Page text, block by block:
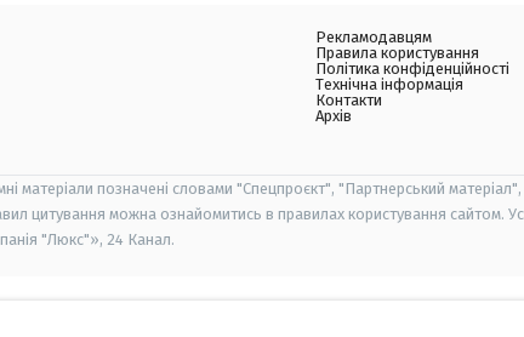
Рекламодавцям
Правила користування
Політика конфіденційності
Технічна інформація
Контакти
Архів
матеріали позначені словами "Спецпроєкт", "Партнерський
цитування можна ознайомитись в правилах користування сайтом.
"Люкс"», 24 Канал.